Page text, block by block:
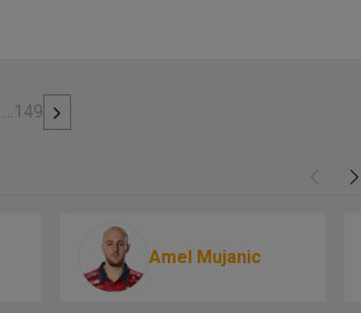
…149
Amel Mujanic